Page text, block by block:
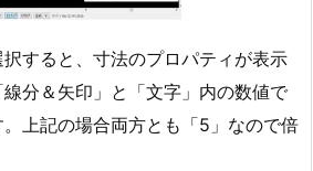
すると、寸法のプロパティが表示
分＆矢印」と「文字」内の数値で
上記の場合両方とも「5」なので倍